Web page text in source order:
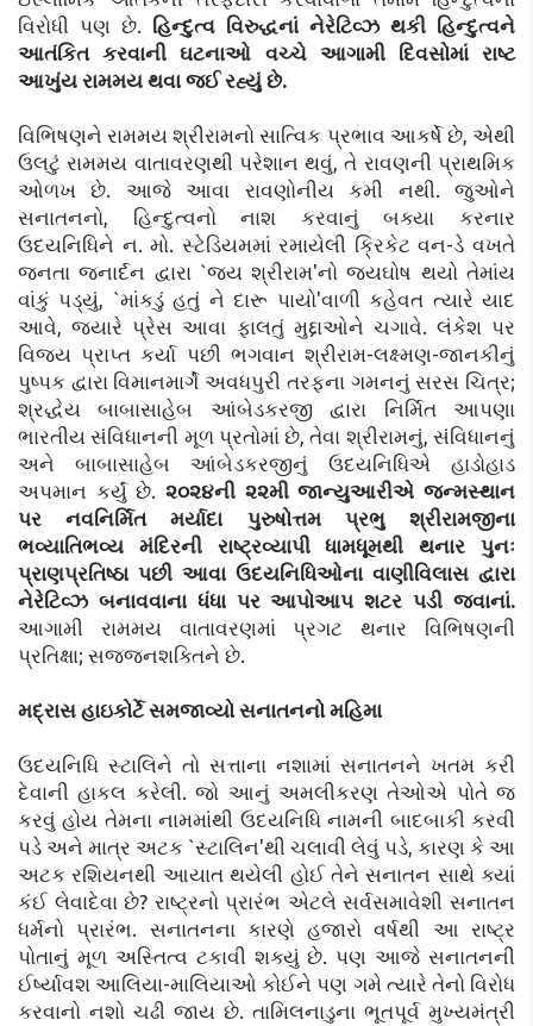
વિરોધી પણ છે. હિન્દુત્વ વિરુદ્ધનાં નેરેટિવ્ઝ થકી હિન્દુત્વને
આતંકિત કરવાની ઘટનાઓ વચ્ચે આગામી દિવસોમાં રાષ્ટ
આખુંય રામમય થવા જઈ રહ્યું છે.
વિભિષણને રામમય શ્રીરામનો સાત્વિક પ્રભાવ આકર્ષે છે, એથી
ઉલટું રામમય વાતાવરણથી પરેશાન થવું, તે રાવણની પ્રાથમિક
ઓળખ છે. આજે આવા રાવણોનીય કમી નથી. જુઓને
સનાતનનો, હિન્દુત્વનો નાશ કરવાનું બક્યા કરનાર
ઉદયનિધિને ન. મો. સ્ટેડિયમમાં રમાયેલી ક્રિકેટ વન-ડે વખતે
જનતા જનાર્દન દ્વારા `જય શ્રીરામ'નો જયઘોષ થયો તેમાંય
વાંકું પડ્યું, `માંકડું હતું ને દારૂ પાયો'વાળી કહેવત ત્યારે યાદ
આવે, જ્યારે પ્રેસ આવા ફાલતું મુદ્દાઓને ચગાવે. લંકેશ પર
વિજય પ્રાપ્ત કર્યા પછી ભગવાન શ્રીરામ-લક્ષ્મણ-જાનકીનું
પુષ્પક દ્વારા વિમાનમાર્ગે અવધપુરી તરફના ગમનનું સરસ ચિત્ર;
શ્રદ્ધેય બાબાસાહેબ આંબેડકરજી દ્વારા નિર્મિત આપણા
ભારતીય સંવિધાનની મૂળ પ્રતોમાં છે, તેવા શ્રીરામનું, સંવિધાનનું
અને બાબાસાહેબ આંબેડકરજીનું ઉદયનિધિએ હાડોહાડ
અપમાન કર્યું છે. ૨૦૨૪ની ૨૨મી જાન્યુઆરીએ જન્મસ્થાન
પર નવનિર્મિત મર્યાદા પુરુષોત્તમ પ્રભુ શ્રીરામજીના
ભવ્યાતિભવ્ય મંદિરની રાષ્ટ્રવ્યાપી ધામધૂમથી થનાર પુનઃ
પ્રાણપ્રતિષ્ઠા પછી આવા ઉદયનિધિઓના વાણીવિલાસ દ્વારા
નેરેટિવ્ઝ બનાવવાના ધંધા પર આપોઆપ શટર પડી જવાનાં.
આગામી રામમય વાતાવરણમાં પ્રગટ થનાર વિભિષણની
પ્રતિક્ષા; સજ્જનશક્તિને છે.
મદ્રાસ હાઇકોર્ટે સમજાવ્યો સનાતનનો મહિમા
ઉદયનિધિ સ્ટાલિને તો સત્તાના નશામાં સનાતનને ખતમ કરી
દેવાની હાકલ કરેલી. જો આનું અમલીકરણ તેઓએ પોતે જ
કરવું હોય તેમના નામમાંથી ઉદયનિધિ નામની બાદબાકી કરવી
પડે અને માત્ર અટક `સ્ટાલિન'થી ચલાવી લેવું પડે, કારણ કે આ
અટક રશિયનથી આયાત થયેલી હોઈ તેને સનાતન સાથે ક્યાં
કંઈ લેવાદેવા છે? રાષ્ટ્રનો પ્રારંભ એટલે સર્વસમાવેશી સનાતન
ધર્મનો પ્રારંભ. સનાતનના કારણે હજારો વર્ષથી આ રાષ્ટ્ર
પોતાનું મૂળ અસ્તિત્વ ટકાવી શક્યું છે. પણ આજે સનાતનની
ઈર્ષ્યાવશ આલિયા-માલિયાઓ કોઈને પણ ગમે ત્યારે તેનો વિરોધ
કરવાનો નશો ચઢી જાય છે. તામિલનાડુના ભૂતપૂર્વ મુખ્યમંત્રી